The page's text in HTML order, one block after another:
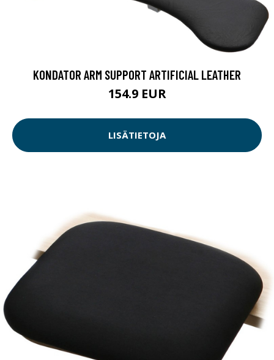
KONDATOR ARM SUPPORT ARTIFICIAL LEATHER
154.9 EUR
LISÄTIETOJA